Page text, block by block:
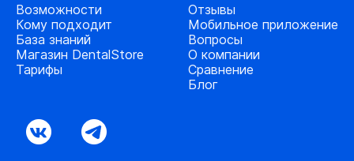
Возможности
Кому подходит
База знаний
Магазин DentalStore
Тарифы
Отзывы
Мобильное приложение
Вопросы
О компании
Сравнение
Блог